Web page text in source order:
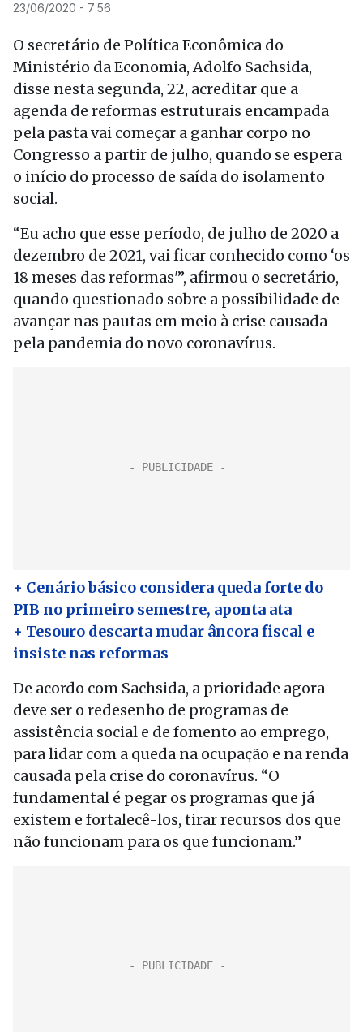
23/06/2020 - 7:56
O secretário de Política Econômica do
Ministério da Economia, Adolfo Sachsida,
disse nesta segunda, 22, acreditar que a
agenda de reformas estruturais encampada
pela pasta vai começar a ganhar corpo no
Congresso a partir de julho, quando se espera
o início do processo de saída do isolamento
social.
“Eu acho que esse período, de julho de 2020 a
dezembro de 2021, vai ficar conhecido como ‘os
18 meses das reformas'”, afirmou o secretário,
quando questionado sobre a possibilidade de
avançar nas pautas em meio à crise causada
pela pandemia do novo coronavírus.
+ Cenário básico considera queda forte do
PIB no primeiro semestre, aponta ata
+ Tesouro descarta mudar âncora fiscal e
insiste nas reformas
De acordo com Sachsida, a prioridade agora
deve ser o redesenho de programas de
assistência social e de fomento ao emprego,
para lidar com a queda na ocupação e na renda
causada pela crise do coronavírus. “O
fundamental é pegar os programas que já
existem e fortalecê-los, tirar recursos dos que
não funcionam para os que funcionam.”